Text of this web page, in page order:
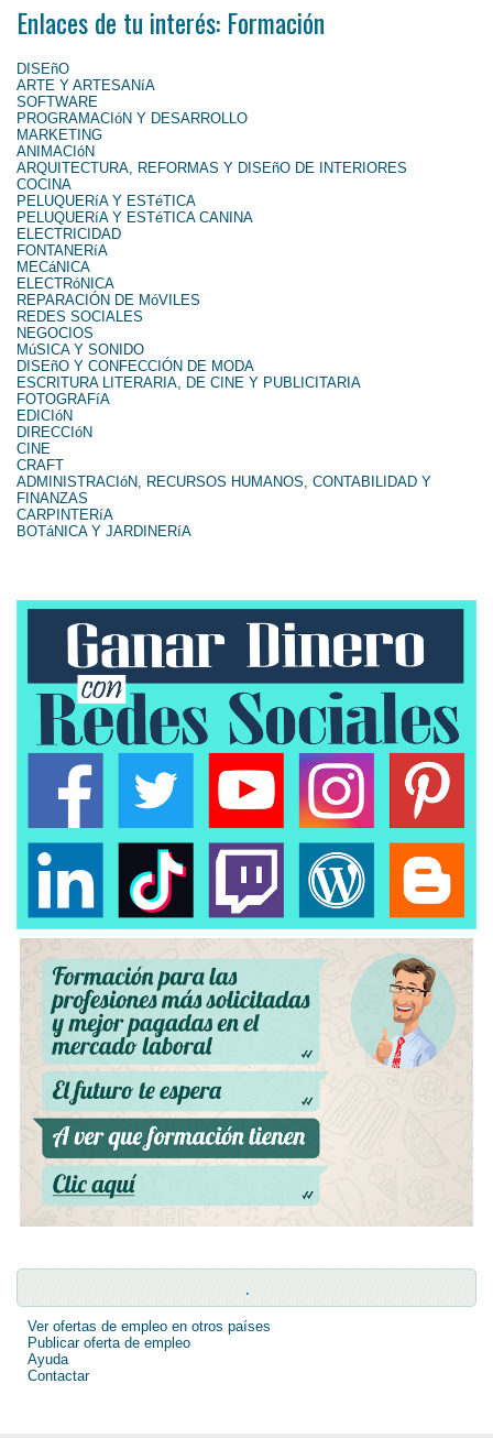
Enlaces de tu interés: Formación
DISEñO
ARTE Y ARTESANíA
SOFTWARE
PROGRAMACIóN Y DESARROLLO
MARKETING
ANIMACIóN
ARQUITECTURA, REFORMAS Y DISEñO DE INTERIORES
COCINA
PELUQUERíA Y ESTéTICA
PELUQUERíA Y ESTéTICA CANINA
ELECTRICIDAD
FONTANERíA
MECáNICA
ELECTRóNICA
REPARACIÓN DE MóVILES
REDES SOCIALES
NEGOCIOS
MúSICA Y SONIDO
DISEñO Y CONFECCIÓN DE MODA
ESCRITURA LITERARIA, DE CINE Y PUBLICITARIA
FOTOGRAFíA
EDICIóN
DIRECCIóN
CINE
CRAFT
ADMINISTRACIóN, RECURSOS HUMANOS, CONTABILIDAD Y
FINANZAS
CARPINTERíA
BOTáNICA Y JARDINERíA
.
Ver ofertas de empleo en otros países
Publicar oferta de empleo
Ayuda
Contactar